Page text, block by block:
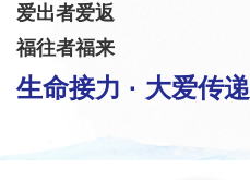
爱出者爱返
福往者福来
生命接力 · 大爱传递